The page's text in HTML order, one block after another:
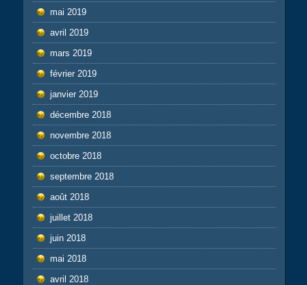
mai 2019
avril 2019
mars 2019
février 2019
janvier 2019
décembre 2018
novembre 2018
octobre 2018
septembre 2018
août 2018
juillet 2018
juin 2018
mai 2018
avril 2018